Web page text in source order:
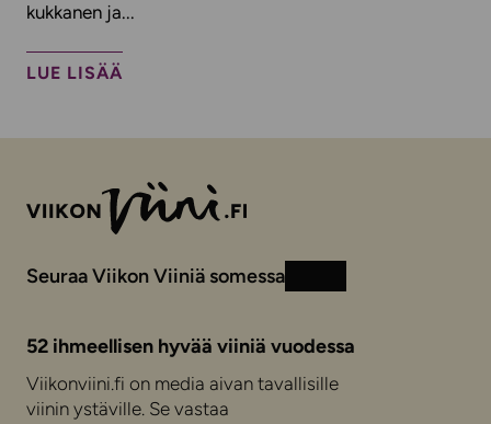
kukkanen ja...
LUE LISÄÄ
Seuraa Viikon Viiniä somessa Instagram
Facebook
52 ihmeellisen hyvää viiniä vuodessa
Viikonviini.fi on media aivan tavallisille
viinin ystäville. Se vastaa